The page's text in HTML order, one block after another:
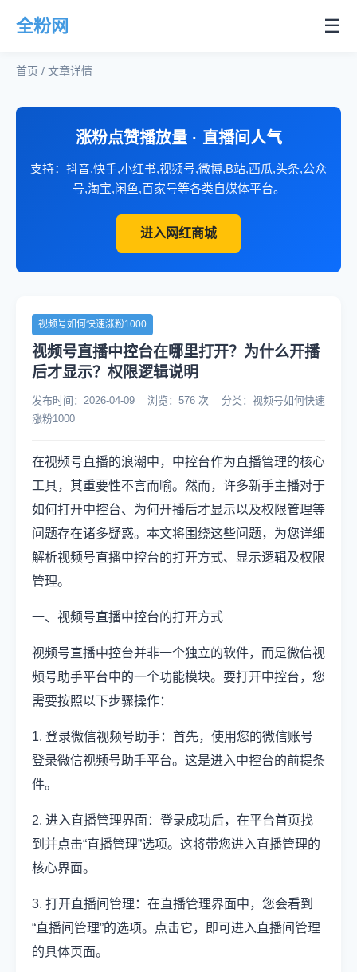
全粉网 ☰
首页 / 文章详情
涨粉点赞播放量 · 直播间人气
支持：抖音,快手,小红书,视频号,微博,B站,西瓜,头条,公众
号,淘宝,闲鱼,百家号等各类自媒体平台。
进入网红商城
视频号如何快速涨粉1000
视频号直播中控台在哪里打开？为什么开播
后才显示？权限逻辑说明
发布时间：2026-04-09 浏览：576 次 分类：视频号如何快速
涨粉1000
在视频号直播的浪潮中，中控台作为直播管理的核心
工具，其重要性不言而喻。然而，许多新手主播对于
如何打开中控台、为何开播后才显示以及权限管理等
问题存在诸多疑惑。本文将围绕这些问题，为您详细
解析视频号直播中控台的打开方式、显示逻辑及权限
管理。
一、视频号直播中控台的打开方式
视频号直播中控台并非一个独立的软件，而是微信视
频号助手平台中的一个功能模块。要打开中控台，您
需要按照以下步骤操作：
1. 登录微信视频号助手：首先，使用您的微信账号
登录微信视频号助手平台。这是进入中控台的前提条
件。
2. 进入直播管理界面：登录成功后，在平台首页找
到并点击“直播管理”选项。这将带您进入直播管理的
核心界面。
3. 打开直播间管理：在直播管理界面中，您会看到
“直播间管理”的选项。点击它，即可进入直播间管理
的具体页面。